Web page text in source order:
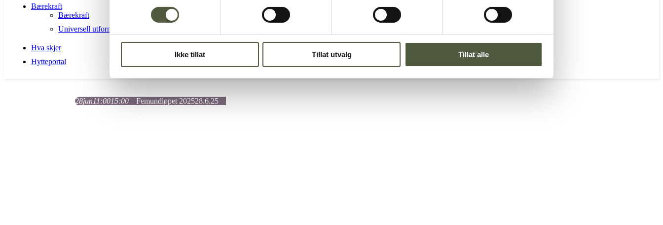
Ikke tillat Tillat utvalg Tillat alle
Bærekraft
Bærekraft
Universell utforming
Hva skjer
Hytteportal
28jun11:0015:00 Femundløpet 202528.6.25